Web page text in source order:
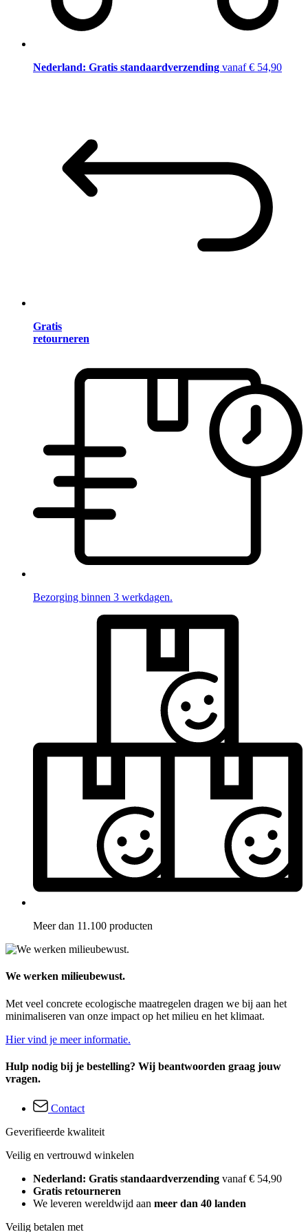
Nederland: Gratis standaardverzending vanaf € 54,90
Gratis
retourneren
Bezorging binnen 3 werkdagen.
Meer dan 11.100 producten
We werken milieubewust.
Met veel concrete ecologische maatregelen dragen we bij aan het
minimaliseren van onze impact op het milieu en het klimaat.
Hier vind je meer informatie.
Hulp nodig bij je bestelling? Wij beantwoorden graag jouw
vragen.
Contact
Geverifieerde kwaliteit
Veilig en vertrouwd winkelen
Nederland: Gratis standaardverzending vanaf € 54,90
Gratis retourneren
We leveren wereldwijd aan meer dan 40 landen
Veilig betalen met